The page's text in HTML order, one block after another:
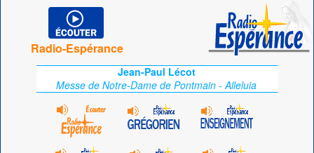
Radio-Espérance
Jean-Paul Lécot
Messe de Notre-Dame de Pontmain - Alleluia